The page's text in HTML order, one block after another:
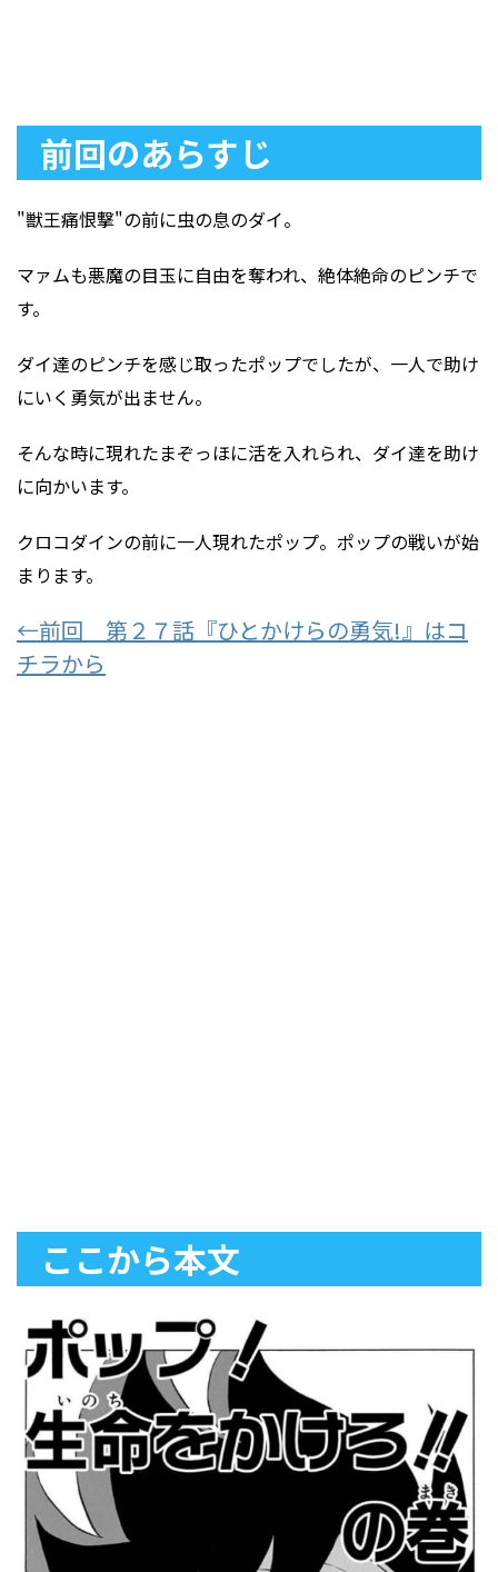
前回のあらすじ
"獣王痛恨撃"の前に虫の息のダイ。
マァムも悪魔の目玉に自由を奪われ、絶体絶命のピンチで
す。
ダイ達のピンチを感じ取ったポップでしたが、一人で助け
にいく勇気が出ません。
そんな時に現れたまぞっほに活を入れられ、ダイ達を助け
に向かいます。
クロコダインの前に一人現れたポップ。ポップの戦いが始
まります。
←前回 第２７話『ひとかけらの勇気!』はコ
チラから
ここから本文